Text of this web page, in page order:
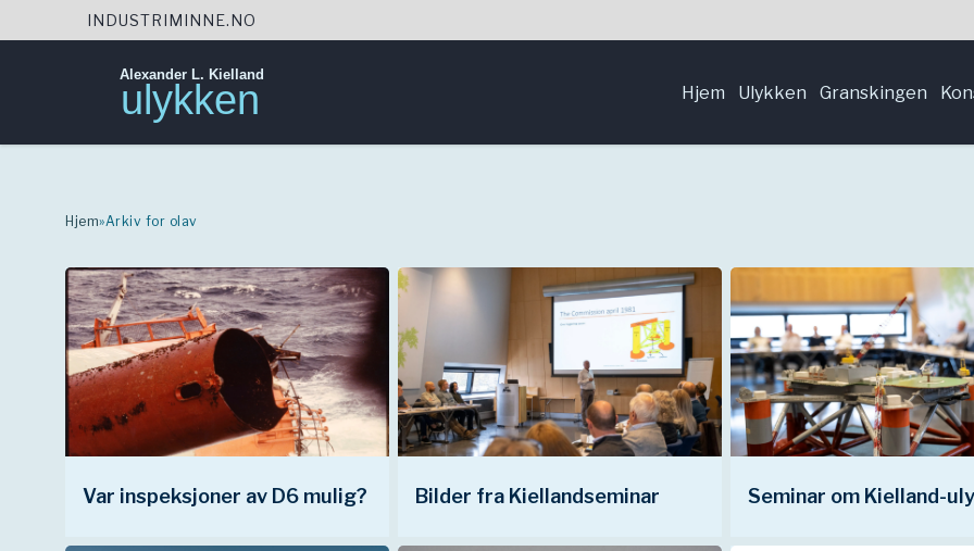
Skip
INDUSTRIMINNE.NO
Alexander L. Kielland
ulykken Hjem Ulykken Granskingen
Hjem»Arkiv for olav
Var inspeksjoner av D6 mulig? Bilder fra Kiellandseminar Seminar om Kielland-